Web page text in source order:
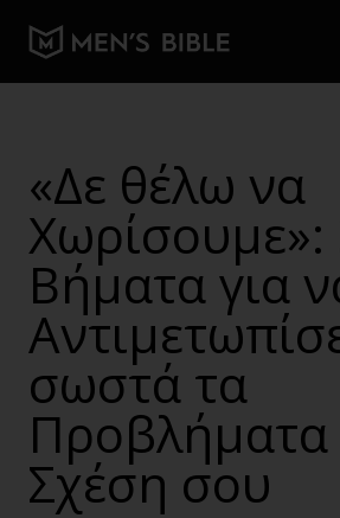
«Δε θέλω να
Χωρίσουμε»:
Βήματα για
σωστά τα
Προβλήματα
Σχέση σου